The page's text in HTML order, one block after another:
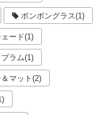
ボンボングラス(1)
ード(1)
プラム(1)
＆マット(2)